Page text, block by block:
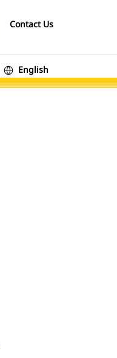
Contact Us
English